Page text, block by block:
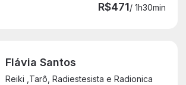
R$471/ 1h30min
Flávia Santos
Reiki ,Tarô, Radiestesista e Radionica